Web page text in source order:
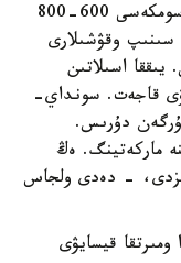
- باستاۋىش سىنىپ وقۋشىلارىنىڭ بوس سومكەسى 600-800
سىنىپ وقۋشىلارى
اسىلاتىن
سانتيمەتر بولۋى قاجەت. سونداي-
دۇرىس.
ماركەتينگ. ەڭ
- دەدى ولجاس
ومىرتقا قيسايۋى